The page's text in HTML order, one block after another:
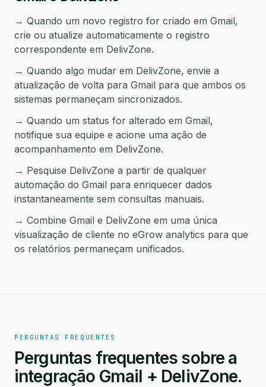
→ Quando um novo registro for criado em Gmail,
crie ou atualize automaticamente o registro
correspondente em DelivZone.
→ Quando algo mudar em DelivZone, envie a
atualização de volta para Gmail para que ambos os
sistemas permaneçam sincronizados.
→ Quando um status for alterado em Gmail,
notifique sua equipe e acione uma ação de
acompanhamento em DelivZone.
→ Pesquise DelivZone a partir de qualquer
automação do Gmail para enriquecer dados
instantaneamente sem consultas manuais.
→ Combine Gmail e DelivZone em uma única
visualização de cliente no eGrow analytics para que
os relatórios permaneçam unificados.
PERGUNTAS FREQUENTES
Perguntas frequentes sobre a
integração Gmail + DelivZone.